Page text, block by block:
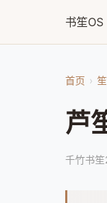
书笙OS
首页 ›
芦
千竹书笙